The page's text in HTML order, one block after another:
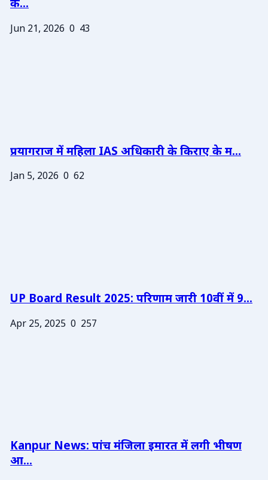
के...
Jun 21, 2026 0 43
प्रयागराज में महिला IAS अधिकारी के किराए के म...
Jan 5, 2026 0 62
UP Board Result 2025: परिणाम जारी 10वीं में 9...
Apr 25, 2025 0 257
Kanpur News: पांच मंजिला इमारत में लगी भीषण
आ...